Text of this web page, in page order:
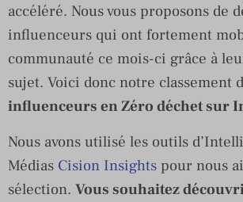
accéléré. Nous vous proposons de
influenceurs qui ont fortement
communauté ce mois-ci grâce à
sujet. Voici donc notre classement
influenceurs en Zéro déchet sur
Nous avons utilisé les outils
Médias Cision Insights pour nous
sélection. Vous souhaitez